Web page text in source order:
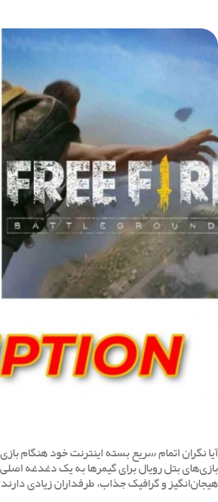
آیا نگران اتمام سریع بسته اینترنت خود هنگام
بازی‌های بتل رویال برای گیمرها به یک دغدغه
هیجان‌انگیز و گرافیک جذاب، طرفداران زیادی